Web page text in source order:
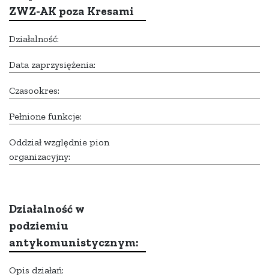
ZWZ-AK poza Kresami
Działalność:
Data zaprzysiężenia:
Czasookres:
Pełnione funkcje:
Oddział względnie pion
organizacyjny:
Działalność w
podziemiu
antykomunistycznym:
Opis działań: